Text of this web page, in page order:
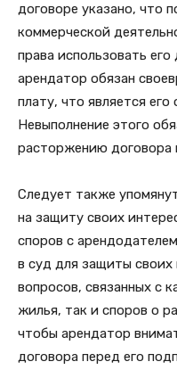
договоре указано, что
коммерческой
права использовать
арендатор обязан
плату, что является
Невыполнение этого
расторжению договора
Следует также
на защиту своих
споров с
в суд для защиты своих
вопросов, связанных с
жилья, так и споров о
чтобы арендатор
договора перед его